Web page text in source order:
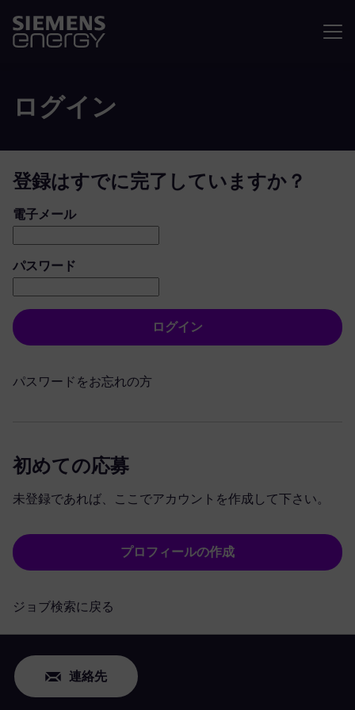
ログイン
登録はすでに完了していますか？
ログイン：ユーザーとパスワード
電子メール
パスワード
ログイン
パスワードをお忘れの方
初めての応募
未登録であれば、ここでアカウントを作成して下さい。
プロフィールの作成
ジョブ検索に戻る
連絡先